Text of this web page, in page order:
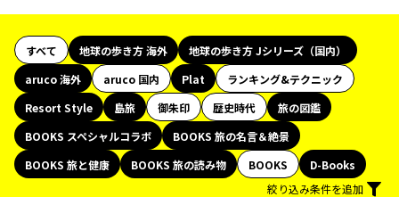
すべて 地球の歩き方 海外
地球の歩き方 Jシリーズ（国内）
aruco 海外
aruco 国内 Plat
ランキング&テクニック
Resort Style
島旅 御朱印 歴史時代
旅の図鑑
BOOKS スペシャルコラボ
BOOKS 旅の名言＆絶景
BOOKS 旅と健康
BOOKS 旅の読み物 BOOKS
D-Books
絞り込み条件を追加